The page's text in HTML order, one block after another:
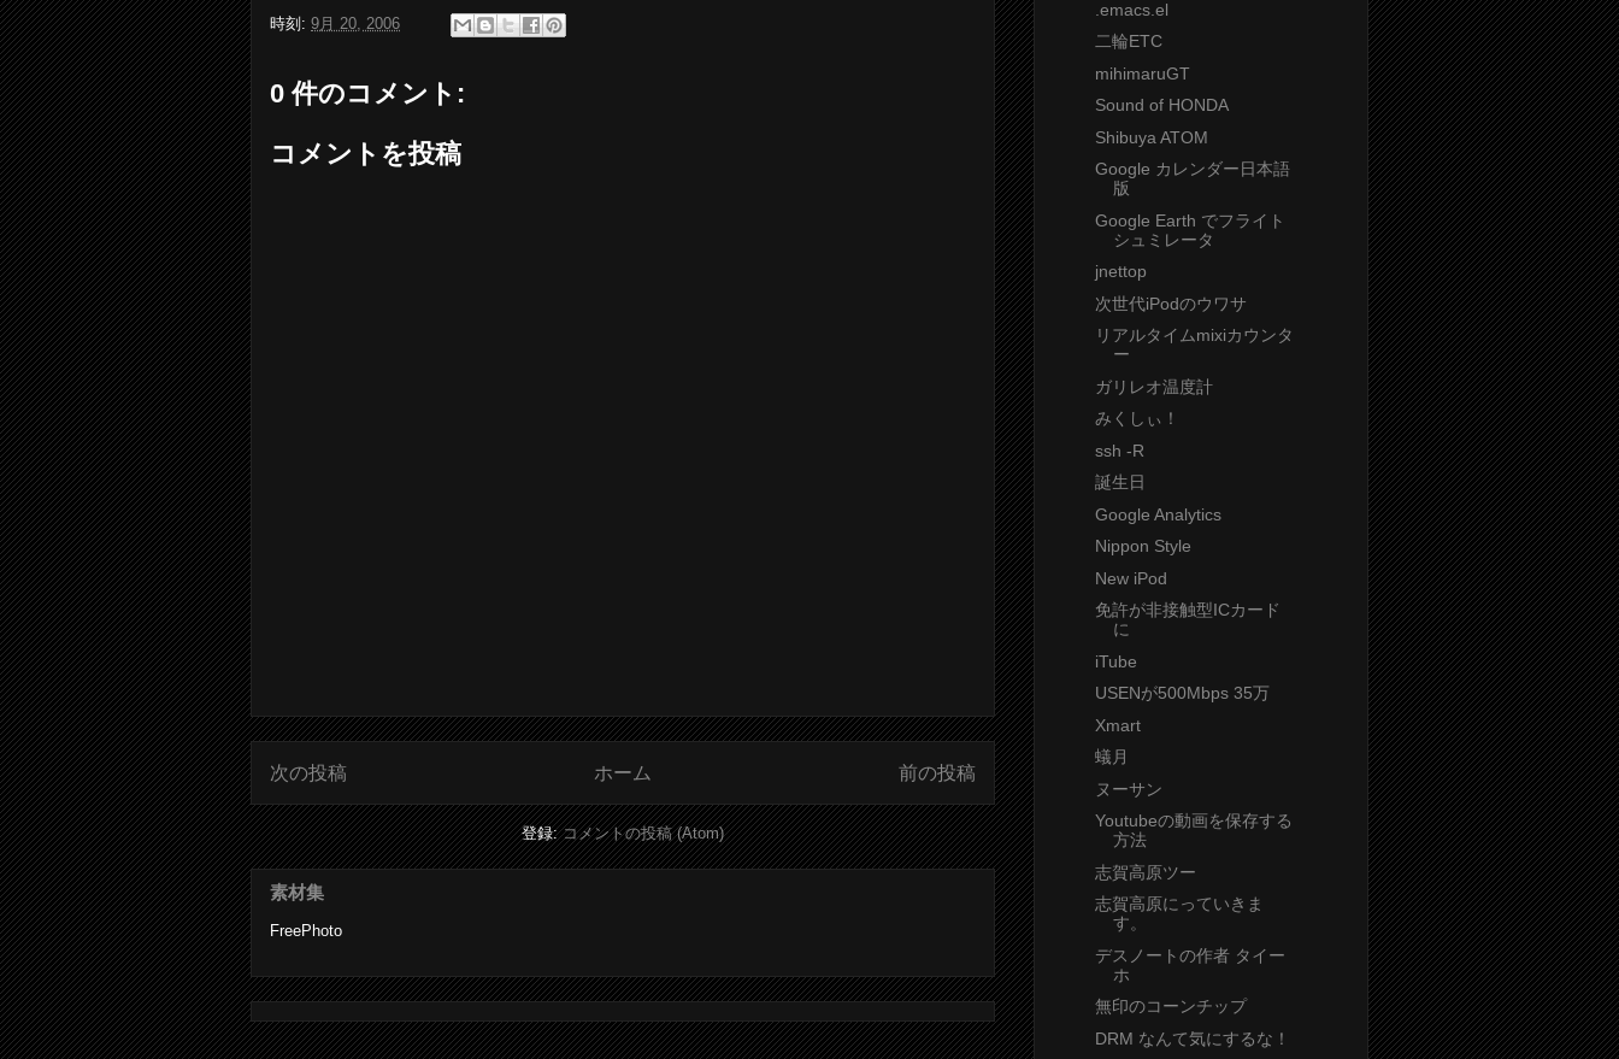
時刻: 9月 20, 2006
0 件のコメント:
コメントを投稿
次の投稿 前の投稿
ホーム
登録:コメントの投稿 (Atom)
素材集
FreePhoto
.emacs.el
二輪ETC
mihimaruGT
Sound of HONDA
Shibuya ATOM
Google カレンダー日本語
版
Google Earth でフライト
シュミレータ
jnettop
次世代iPodのウワサ
リアルタイムmixiカウンタ
ー
ガリレオ温度計
みくしぃ！
ssh -R
誕生日
Google Analytics
Nippon Style
New iPod
免許が非接触型ICカード
に
iTube
USENが500Mbps 35万
Xmart
蟻月
ヌーサン
Youtubeの動画を保存する
方法
志賀高原ツー
志賀高原にっていきま
す。
デスノートの作者 タイー
ホ
無印のコーンチップ
DRM なんて気にするな！